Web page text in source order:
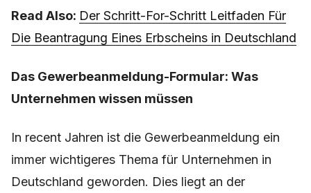
Read Also: Der Schritt-For-Schritt Leitfaden Für
Die Beantragung Eines Erbscheins in Deutschland
Das Gewerbeanmeldung-Formular: Was
Unternehmen wissen müssen
In recent Jahren ist die Gewerbeanmeldung ein
immer wichtigeres Thema für Unternehmen in
Deutschland geworden. Dies liegt an der